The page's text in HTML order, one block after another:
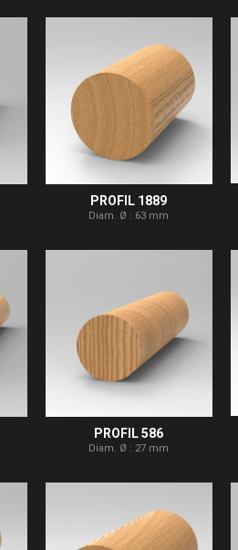
PROFIL 1889
Diam. Ø : 63 mm
PROFIL 586
Diam. Ø : 27 mm